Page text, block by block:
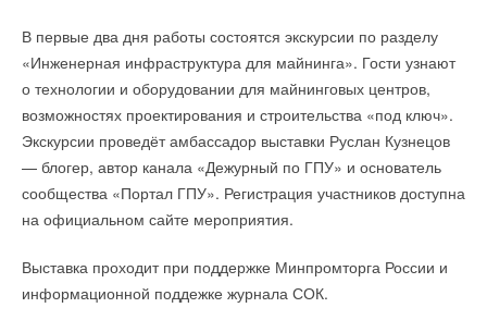
В первые два дня работы состоятся экскурсии по разделу
«Инженерная инфраструктура для майнинга». Гости узнают
о технологии и оборудовании для майнинговых центров,
возможностях проектирования и строительства «под ключ».
Экскурсии проведёт амбассадор выставки Руслан Кузнецов
— блогер, автор канала «Дежурный по ГПУ» и основатель
сообщества «Портал ГПУ». Регистрация участников доступна
на официальном сайте мероприятия.
Выставка проходит при поддержке Минпромторга России и
информационной поддежке журнала СОК.
дверей.
Читайте по теме:
→
«РУСКЛИМАТ Fest 2026» в Уфе собрал свыше 700
профи климатической отрасли
НОВОСТИ СОК 3 АВГУСТА 2026
→ «Русклимат» укрепляет партнёрство за Уралом
компания получила патент на новую разработку
НОВОСТИ СОК 3 ИЮЛЯ 2026
→
Текст комментария
дистрибьюторов HIPEX в разных номинациях — «Лидеры
продаж», «Открытие года», «Прорыв года» и других.